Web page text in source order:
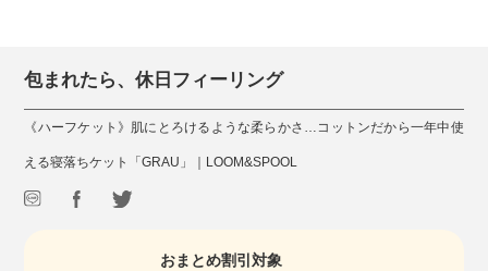
包まれたら、休日フィーリング
《ハーフケット》肌にとろけるような柔らかさ…コットンだから一年中使
える寝落ちケット「GRAU」｜LOOM&SPOOL
おまとめ割引対象